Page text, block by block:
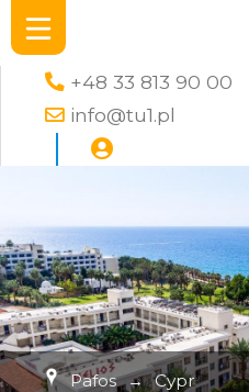
+48 33 813 90 00
info@tu1.pl
Pafos → Cypr